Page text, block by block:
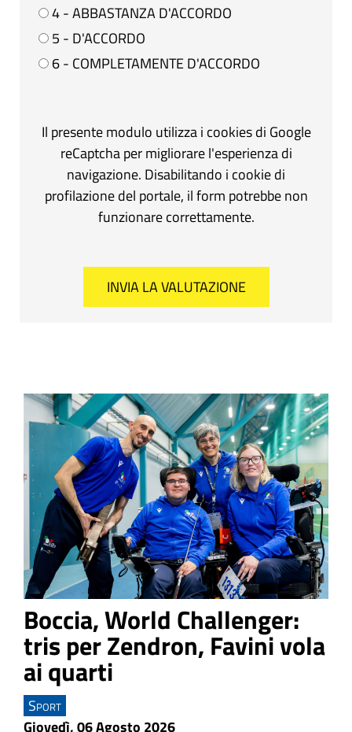
4 - ABBASTANZA D'ACCORDO
5 - D'ACCORDO
6 - COMPLETAMENTE D'ACCORDO
Il presente modulo utilizza i cookies di Google
reCaptcha per migliorare l'esperienza di
navigazione. Disabilitando i cookie di
profilazione del portale, il form potrebbe non
funzionare correttamente.
Boccia, World Challenger:
tris per Zendron, Favini vola
ai quarti
Sport
Giovedì, 06 Agosto 2026